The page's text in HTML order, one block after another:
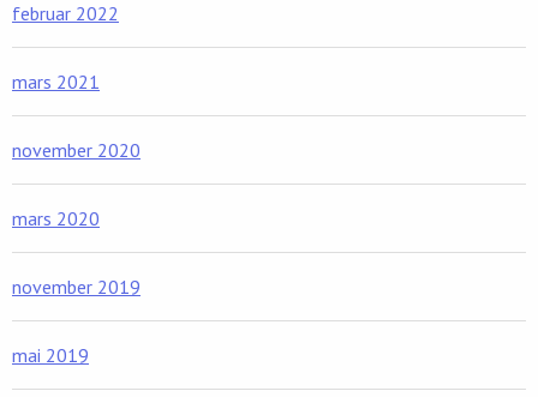
februar 2022
mars 2021
november 2020
mars 2020
november 2019
mai 2019